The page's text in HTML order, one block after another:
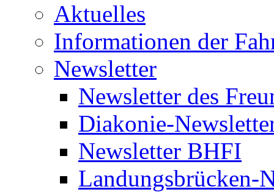
Aktuelles
Informationen der
Newsletter
Newsletter des
Diakonie-
Newsletter BHFI
Landungsbrücken-